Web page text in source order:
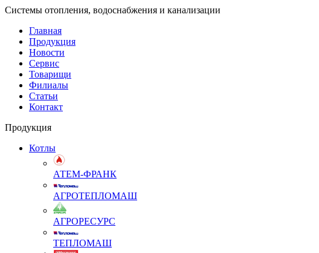
Системы отопления, водоснабжения и канализации
Главная
Продукция
Новости
Сервис
Товарищи
Филиалы
Статьи
Контакт
Продукция
Котлы
АТЕМ-ФРАНК
АГРОТЕПЛОМАШ
АГРОРЕСУРС
ТЕПЛОМАШ